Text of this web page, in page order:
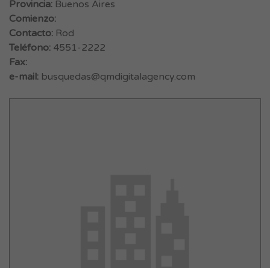
Provincia: Buenos Aires
Comienzo:
Contacto: Rod
Teléfono: 4551-2222
Fax:
e-mail: busquedas@qmdigitalagency.com